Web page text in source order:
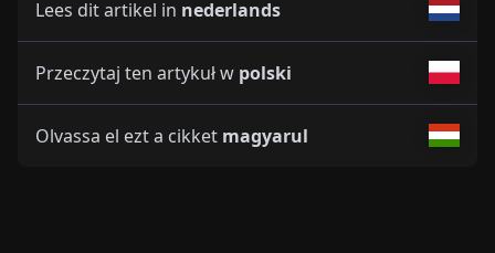
Lees dit artikel in nederlands
Przeczytaj ten artykuł w polski
Olvassa el ezt a cikket magyarul